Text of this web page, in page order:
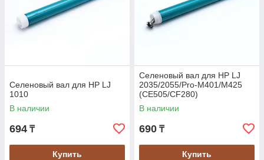
Селеновый вал для HP LJ
1010
В наличии
694 ₸
Купить
Селеновый вал для HP LJ
2035/2055/Pro-M401/M425
(CE505/CF280)
В наличии
690 ₸
Купить